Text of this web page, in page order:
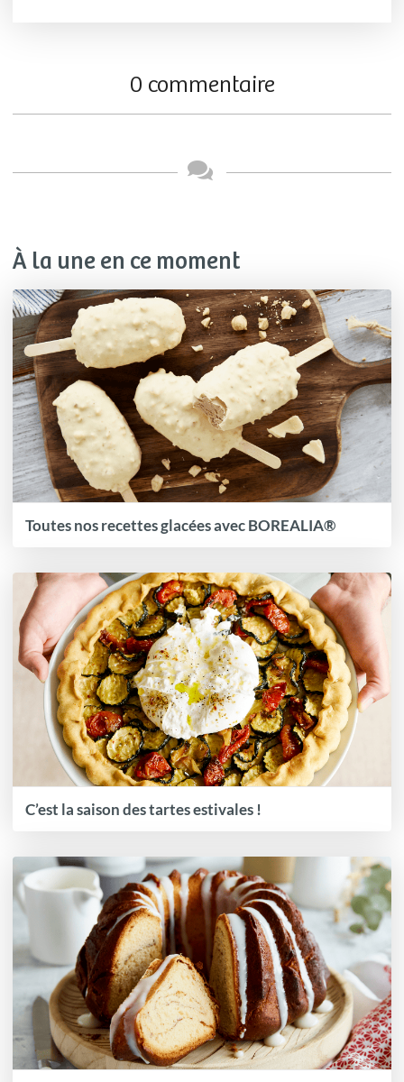
0 commentaire
À la une en ce moment
Toutes nos recettes glacées avec BOREALIA®
C’est la saison des tartes estivales !